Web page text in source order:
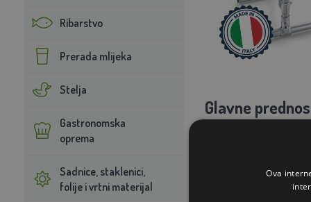
Ribarstvo
Prerada mlijeka
Stelja
Gastronomska
oprema
Sadnice, staklenici,
folije i vrtni materijal
Glavne
Svježa i
vodovoda
Ova